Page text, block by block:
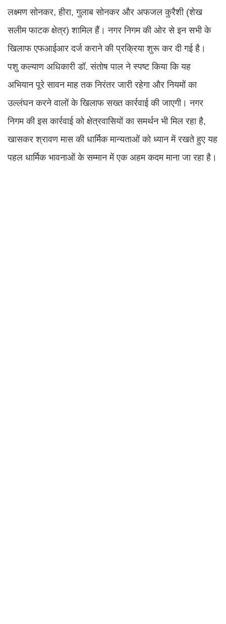
लक्ष्मण सोनकर, हीरा, गुलाब सोनकर और अफजल कुरैशी (शेख
सलीम फाटक क्षेत्र) शामिल हैं। नगर निगम की ओर से इन सभी के
खिलाफ एफआईआर दर्ज कराने की प्रक्रिया शुरू कर दी गई है।
पशु कल्याण अधिकारी डॉ. संतोष पाल ने स्पष्ट किया कि यह
अभियान पूरे सावन माह तक निरंतर जारी रहेगा और नियमों का
उल्लंघन करने वालों के खिलाफ सख्त कार्रवाई की जाएगी। नगर
निगम की इस कार्रवाई को क्षेत्रवासियों का समर्थन भी मिल रहा है,
खासकर श्रावण मास की धार्मिक मान्यताओं को ध्यान में रखते हुए यह
पहल धार्मिक भावनाओं के सम्मान में एक अहम कदम माना जा रहा है।